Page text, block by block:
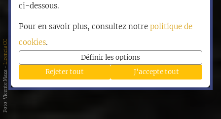
Foto: Vicente Maza -
Licencia CC
ci-dessous.
Pour en savoir plus, consultez notrepolitique de
cookies.
Définir les options
Rejeter tout
J'accepte tout